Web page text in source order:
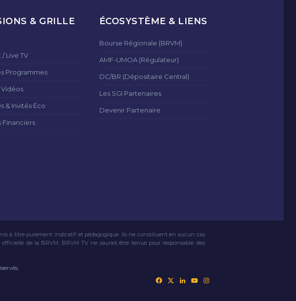
& GRILLE
Live TV
Programmes
Vidéos
& Invités Éco
Financiers
ÉCOSYSTÈME & LIENS
Bourse Régionale (BRVM)
AMF-UMOA (Régulateur)
DC/BR (Dépositaire Central)
Les SGI Partenaires
Devenir Partenaire
à titre purement indicatif et pédagogique. Ils ne constituent en aucun cas
de la BRVM. BRVM TV ne saurait être tenue pour responsable des
FacebookLinkedinYouTube